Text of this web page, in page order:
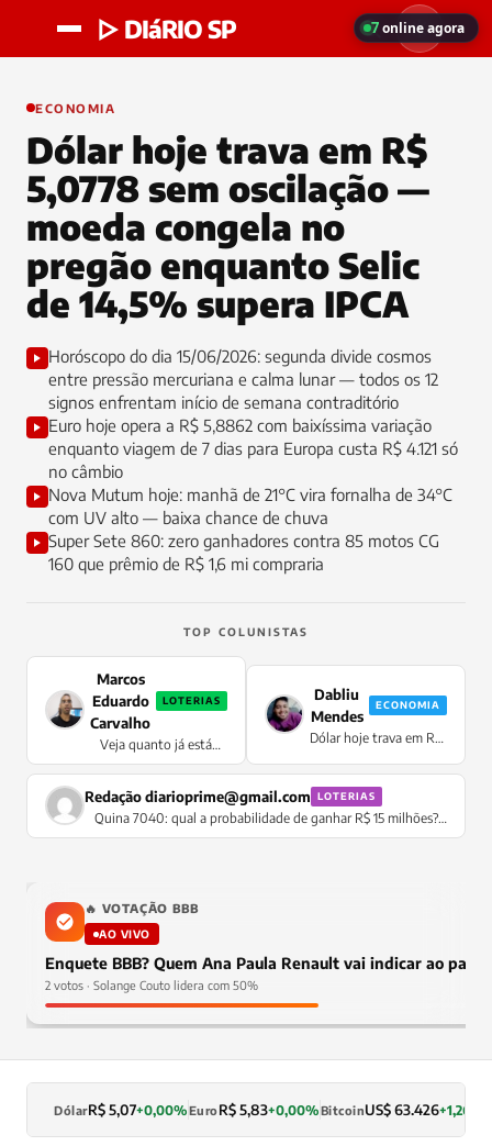
▷ DIáRIO SP
ECONOMIA
Dólar hoje trava em R$
5,0778 sem oscilação —
moeda congela no
pregão enquanto Selic
de 14,5% supera IPCA
Horóscopo do dia 15/06/2026: segunda divide cosmos
entre pressão mercuriana e calma lunar — todos os 12
signos enfrentam início de semana contraditório
Euro hoje opera a R$ 5,8862 com baixíssima variação
enquanto viagem de 7 dias para Europa custa R$ 4.121 só
no câmbio
Nova Mutum hoje: manhã de 21°C vira fornalha de 34°C
com UV alto — baixa chance de chuva
Super Sete 860: zero ganhadores contra 85 motos CG
160 que prêmio de R$ 1,6 mi compraria
TOP COLUNISTAS
Marcos
Eduardo
Carvalho
LOTERIAS
Veja quanto já está
acumulado para a Mega
da Virada 2026
Dabliu
Mendes
ECONOMIA
Dólar hoje trava em R$
pregão enquanto Selic
de 14,5% supera IPCA
Redaçãodiarioprime@gmail.com LOTERIAS
Quina 7040: qual a probabilidade de ganhar R$ 15 milhões?
Confira
🔥 VOTAÇÃO BBB
AO VIVO
Enquete BBB? Quem Ana Paula Renault vai indicar ao
2 votos · Solange Couto lidera com 50%
DólarR$ 5,07+0,00%EuroR$ 5,83+0,00%BitcoinUS$ 63.426+1,26%
7online agora